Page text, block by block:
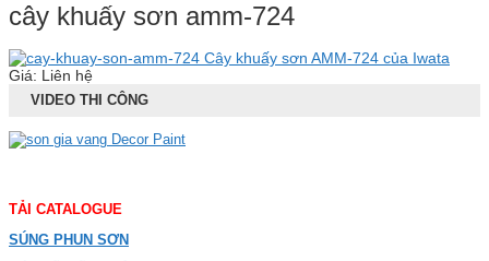
cây khuấy sơn amm-724
Cây khuấy sơn AMM-724 của Iwata
Giá: Liên hệ
VIDEO THI CÔNG
TẢI CATALOGUE
SÚNG PHUN SƠN